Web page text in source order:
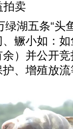
拍卖
绿湖五条“头
鳜小如：
）并公开
、增殖放流